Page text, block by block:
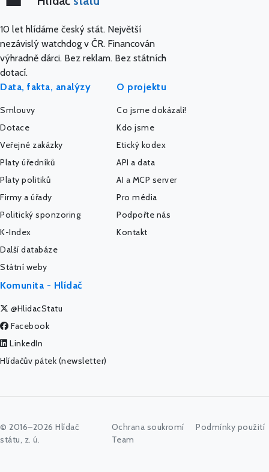
10 let hlídáme český stát. Největší
nezávislý watchdog v ČR. Financován
výhradně dárci. Bez reklam. Bez státních
dotací.
Data, fakta, analýzy
Smlouvy
Dotace
Veřejné zakázky
Platy úředníků
Platy politiků
Firmy a úřady
Politický sponzoring
K-Index
Další databáze
Státní weby
O projektu
Co jsme dokázali!
Kdo jsme
Etický kodex
API a data
AI a MCP server
Pro média
Podpořte nás
Kontakt
Komunita - Hlídač
@HlidacStatu
Facebook
LinkedIn
Hlídačův pátek (newsletter)
© 2016–2026 Hlídač
státu, z. ú.
Ochrana soukromí
Podmínky použití
Team